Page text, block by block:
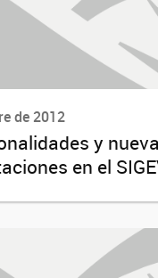
de 2012
y
en el